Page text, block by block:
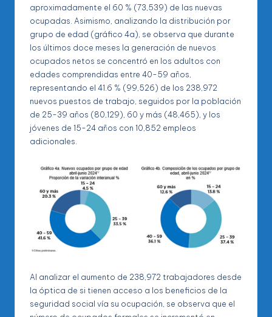
aproximadamente el 60 % (73,539) de las nuevas
ocupadas. Asimismo, analizando la distribución por
grupo de edad (gráfico 4a), se observa que durante
los últimos doce meses la generación de nuevos
ocupados netos se concentró en los adultos con
edades comprendidas entre 40-59 años,
representando el 41.6 % (99,526) de los 238,972
nuevos puestos de trabajo, seguidos por la población
de 25-39 años (80,129), 60 y más (48,465), y los
jóvenes de 15-24 años con 10,852 empleos
adicionales.
Al analizar el aumento de 238,972 trabajadores desde
la óptica de si tienen acceso a los beneficios de la
seguridad social vía su ocupación, se observa que el